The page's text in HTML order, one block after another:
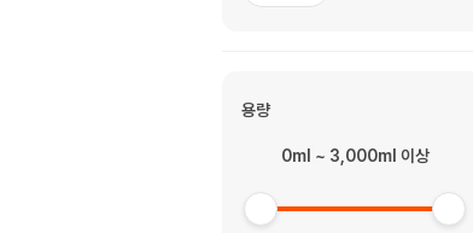
용량
0ml ~ 3,000ml 이상